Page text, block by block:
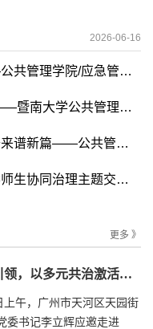
2026-06-16
院工会开展“六一”儿童节亲子活动
管理学院一场文化浸润与生态赋能之行
院/应急管理学院召开全院教工大会
治理主题交流研讨会召开
更多 》
强化党建引领，以多元共治激活社区活力 ——翠湖社区党委书记李立辉走进课堂分享社区治理经验
上午，广州市天河区天园街
委书记李立辉应邀走进